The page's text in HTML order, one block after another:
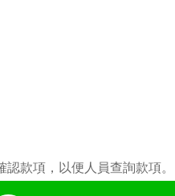
款項，以便人員查詢款項。